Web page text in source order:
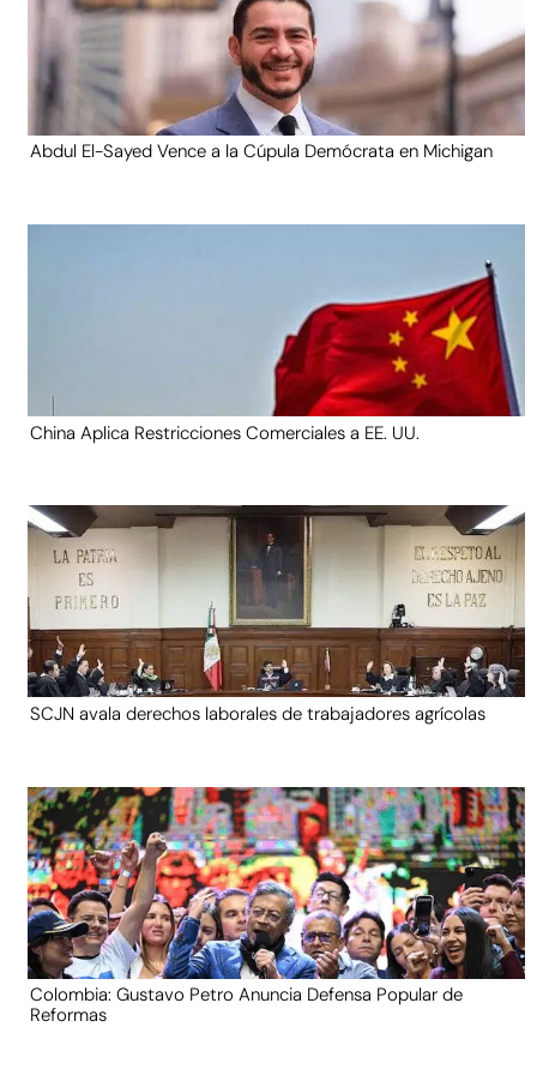
Abdul El-Sayed Vence a la Cúpula Demócrata en Michigan
China Aplica Restricciones Comerciales a EE. UU.
SCJN avala derechos laborales de trabajadores agrícolas
Colombia: Gustavo Petro Anuncia Defensa Popular de
Reformas